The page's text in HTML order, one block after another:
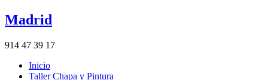
Madrid
914 47 39 17
Inicio
Taller Chapa y Pintura